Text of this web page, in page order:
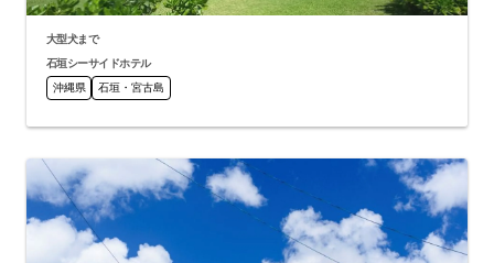
大型犬まで
石垣シーサイドホテル
沖縄県
石垣・宮古島